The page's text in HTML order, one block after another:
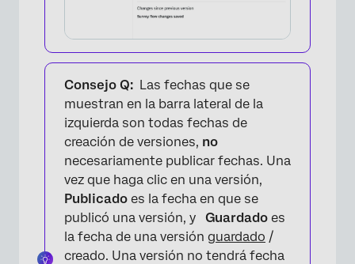
×
Consejo Q: Las fechas que se
muestran en la barra lateral de la
izquierda son todas fechas de
creación de versiones, no
necesariamente publicar fechas. Una
vez que haga clic en una versión,
Publicado es la fecha en que se
publicó una versión, y Guardado es
la fecha de una versión guardado /
creado. Una versión no tendrá fecha